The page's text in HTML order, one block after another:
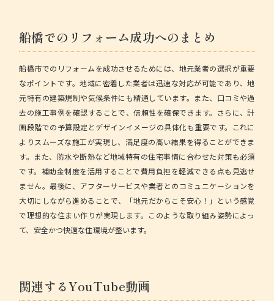
船橋でのリフォーム成功へのまとめ
船橋市でのリフォームを成功させるためには、地元業者の選択が重要
なポイントです。地域に密着した業者は迅速な対応が可能であり、地
元特有の建築規制や気候条件にも精通しています。また、口コミや過
去の施工事例を確認することで、信頼性を確保できます。さらに、計
画段階での予算設定とデザインイメージの具体化も重要です。これに
よりスムーズな施工が実現し、満足度の高い結果を得ることができま
す。また、防水や断熱など地域特有の住宅事情に合わせた対策も必須
です。補助金制度を活用することで費用負担を軽減できる点も見逃せ
ません。最後に、アフターサービスや業者とのコミュニケーションを
大切にしながら進めることで、「地元だからこそ安心！」という感覚
で理想的な住まい作りが実現します。このような取り組み姿勢によっ
て、安全かつ快適な住環境が整います。
関連するYouTube動画